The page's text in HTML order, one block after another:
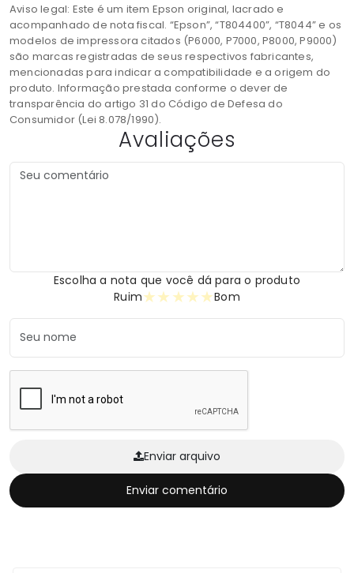
Aviso legal: Este é um item Epson original, lacrado e
acompanhado de nota fiscal. “Epson”, “T804400”, “T8044” e os
modelos de impressora citados (P6000, P7000, P8000, P9000)
são marcas registradas de seus respectivos fabricantes,
mencionadas para indicar a compatibilidade e a origem do
produto. Informação prestada conforme o dever de
transparência do artigo 31 do Código de Defesa do
Consumidor (Lei 8.078/1990).
Avaliações
Escolha a nota que você dá para o produto
Ruim
★
★
★
★
★ Bom
Enviar arquivo
Enviar comentário